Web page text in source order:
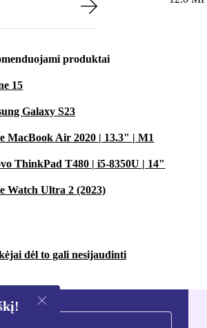
produktai
15
Galaxy S23
MacBook Air 2020 | 13.3" | M1
ThinkPad T480 | i5-8350U | 14"
Watch Ultra 2 (2023)
dėl to gali nesijaudinti